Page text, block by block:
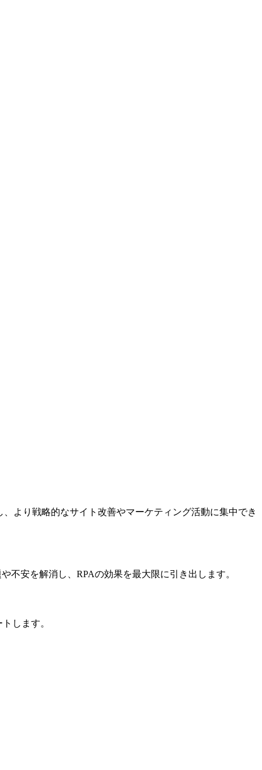
より戦略的なサイト改善やマーケティング活動に集中でき
不安を解消し、RPAの効果を最大限に引き出します。
します。